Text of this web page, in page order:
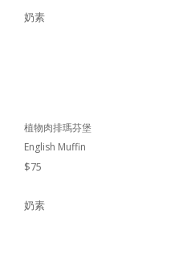
奶素
植物肉排瑪芬堡
English Muffin
$75
奶素